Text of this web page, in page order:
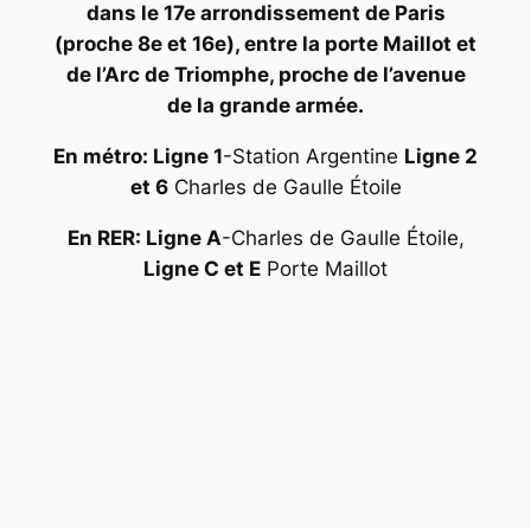
dans le 17e arrondissement de Paris
(proche 8e et 16e), entre la porte Maillot et
de l’Arc de Triomphe, proche de l’avenue
de la grande armée.
En métro: Ligne 1-Station Argentine Ligne 2
et 6Charles de Gaulle Étoile
En RER: Ligne A-Charles de Gaulle Étoile,
Ligne C et E Porte Maillot